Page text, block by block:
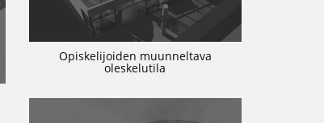
Opiskelijoiden muunneltava
oleskelutila